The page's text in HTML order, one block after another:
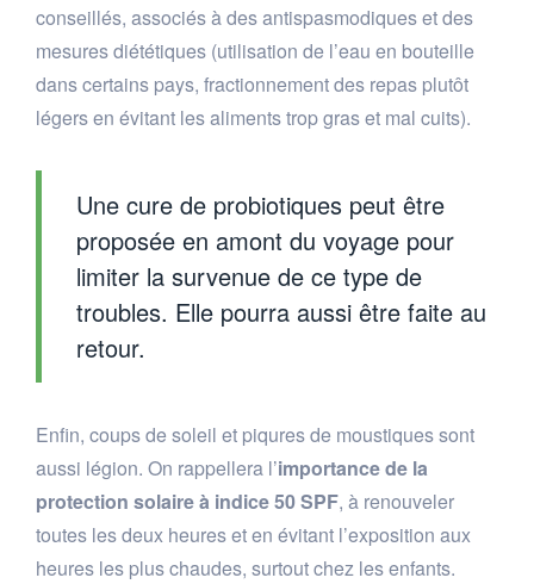
conseillés, associés à des antispasmodiques et des
mesures diététiques (utilisation de l’eau en bouteille
dans certains pays, fractionnement des repas plutôt
légers en évitant les aliments trop gras et mal cuits).
Une cure de probiotiques peut être
proposée en amont du voyage pour
limiter la survenue de ce type de
troubles. Elle pourra aussi être faite au
retour.
Enfin, coups de soleil et piqures de moustiques sont
aussi légion. On rappellera l’importance de la
protection solaire à indice 50 SPF, à renouveler
toutes les deux heures et en évitant l’exposition aux
heures les plus chaudes, surtout chez les enfants.